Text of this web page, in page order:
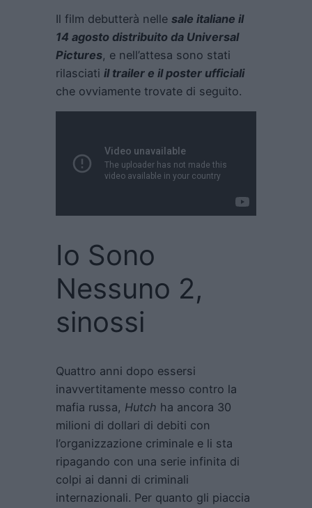
Il film debutterà nelle sale italiane il
14 agosto distribuito da Universal
Pictures, e nell’attesa sono stati
rilasciati il trailer e il poster ufficiali
che ovviamente trovate di seguito.
Io Sono
Nessuno 2,
sinossi
Quattro anni dopo essersi
inavvertitamente messo contro la
mafia russa, Hutch ha ancora 30
milioni di dollari di debiti con
l’organizzazione criminale e li sta
ripagando con una serie infinita di
colpi ai danni di criminali
internazionali. Per quanto gli piaccia